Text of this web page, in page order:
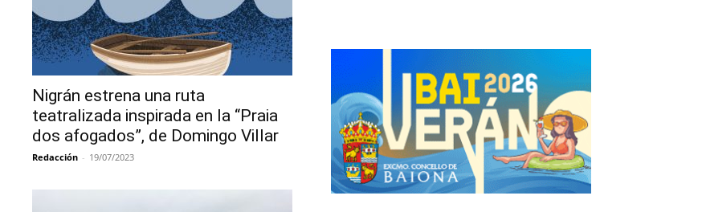
Nigrán estrena una ruta
teatralizada inspirada en la “Praia
dos afogados”, de Domingo Villar
Redacción - 19/07/2023